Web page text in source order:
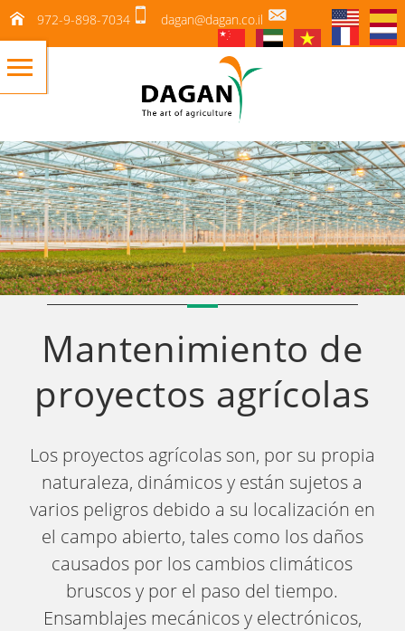
972-9-898-7034 dagan@dagan.co.il
Mantenimiento de
proyectos agrícolas
Los proyectos agrícolas son, por su propia
naturaleza, dinámicos y están sujetos a
varios peligros debido a su localización en
el campo abierto, tales como los daños
causados por los cambios climáticos
bruscos y por el paso del tiempo.
Ensamblajes mecánicos y electrónicos,